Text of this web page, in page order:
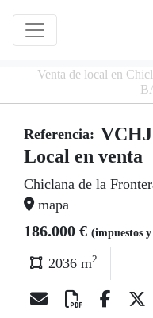
Venta de local en
Referencia:
Local en venta
Chiclana de la
mapa
186.000 € (impuestos
2036 m2